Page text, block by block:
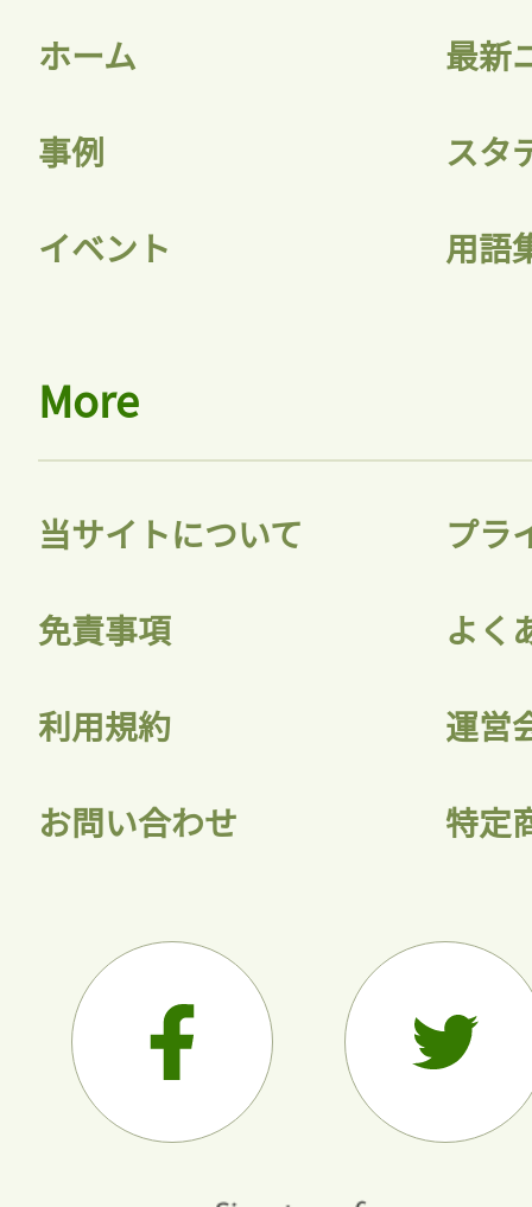
ホーム 最新
事例 スタ
イベント 用語
More
当サイトについて プラ
免責事項 よく
利用規約 運営
お問い合わせ 特定